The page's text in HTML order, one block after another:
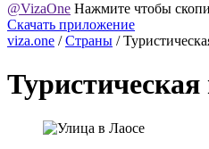
@VizaOne Нажмите чтобы
Скачать приложение
viza.one / Страны /